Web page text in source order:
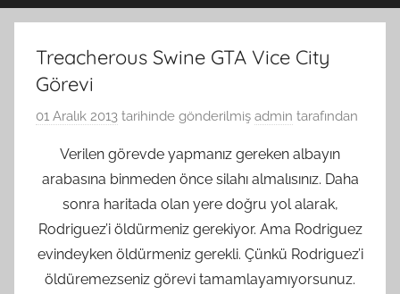
Treacherous Swine GTA Vice City
Görevi
01 Aralık 2013 tarihinde gönderilmiş admin tarafından
Verilen görevde yapmanız gereken albayın
arabasına binmeden önce silahı almalısınız. Daha
sonra haritada olan yere doğru yol alarak,
Rodriguez’i öldürmeniz gerekiyor. Ama Rodriguez
evindeyken öldürmeniz gerekli. Çünkü Rodriguez’i
öldüremezseniz görevi tamamlayamıyorsunuz.